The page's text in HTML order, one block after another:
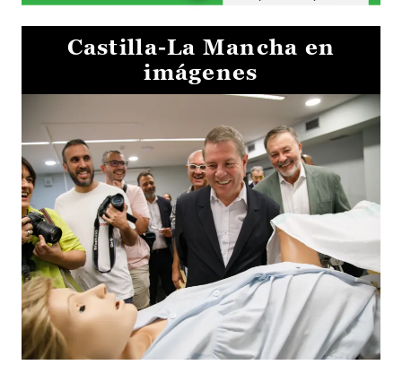
Castilla-La Mancha en
imágenes